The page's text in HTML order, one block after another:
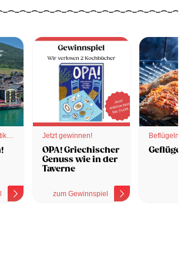
Jetzt gewinnen!
OPA! Griechischer
Genuss wie in der
Taverne
zum Gewinnspiel